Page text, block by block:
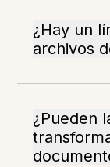
¿Hay un
archivos
¿Pueden